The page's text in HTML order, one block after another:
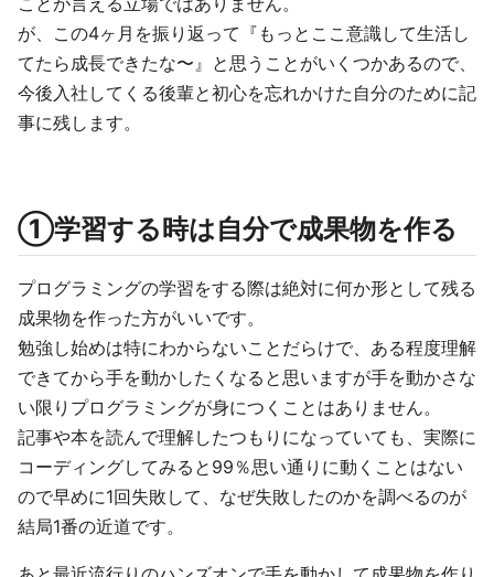
が、この4ヶ月を振り返って『もっとここ意識して生活し
てたら成長できたな〜』と思うことがいくつかあるので、
今後入社してくる後輩と初心を忘れかけた自分のために記
事に残します。
①学習する時は自分で成果物を作る
プログラミングの学習をする際は絶対に何か形として残る
成果物を作った方がいいです。
勉強し始めは特にわからないことだらけで、ある程度理解
できてから手を動かしたくなると思いますが手を動かさな
い限りプログラミングが身につくことはありません。
記事や本を読んで理解したつもりになっていても、実際に
コーディングしてみると99％思い通りに動くことはない
ので早めに1回失敗して、なぜ失敗したのかを調べるのが
結局1番の近道です。